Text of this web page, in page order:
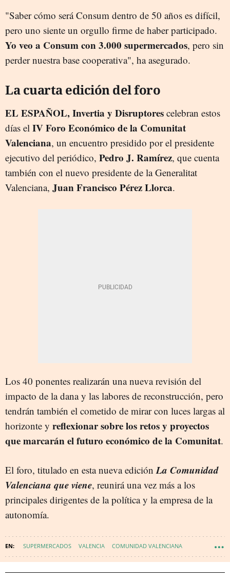
"Saber cómo será Consum dentro de 50 años es difícil,
pero uno siente un orgullo firme de haber participado.
Yo veo a Consum con 3.000 supermercados, pero sin
perder nuestra base cooperativa", ha asegurado.
La cuarta edición del foro
EL ESPAÑOL, Invertia y Disruptores celebran estos
días el IV Foro Económico de la Comunitat
Valenciana, un encuentro presidido por el presidente
ejecutivo del periódico, Pedro J. Ramírez, que cuenta
también con el nuevo presidente de la Generalitat
Valenciana, Juan Francisco Pérez Llorca.
Los 40 ponentes realizarán una nueva revisión del
impacto de la dana y las labores de reconstrucción, pero
tendrán también el cometido de mirar con luces largas al
horizonte y reflexionar sobre los retos y proyectos
que marcarán el futuro económico de la Comunitat.
El foro, titulado en esta nueva edición La Comunidad
Valenciana que viene, reunirá una vez más a los
principales dirigentes de la política y la empresa de la
autonomía.
SUPERMERCADOS VALENCIA COMUNIDAD VALENCIANA
CONSUM